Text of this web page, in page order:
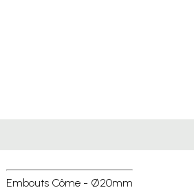
Embouts Côme - Ø20mm